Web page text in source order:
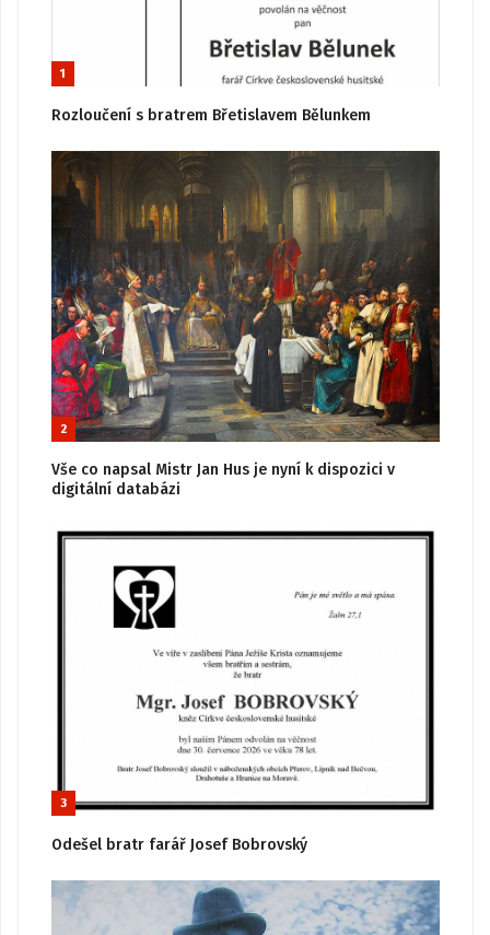
1
Rozloučení s bratrem Břetislavem Bělunkem
2
Vše co napsal Mistr Jan Hus je nyní k dispozici v
digitální databázi
3
Odešel bratr farář Josef Bobrovský